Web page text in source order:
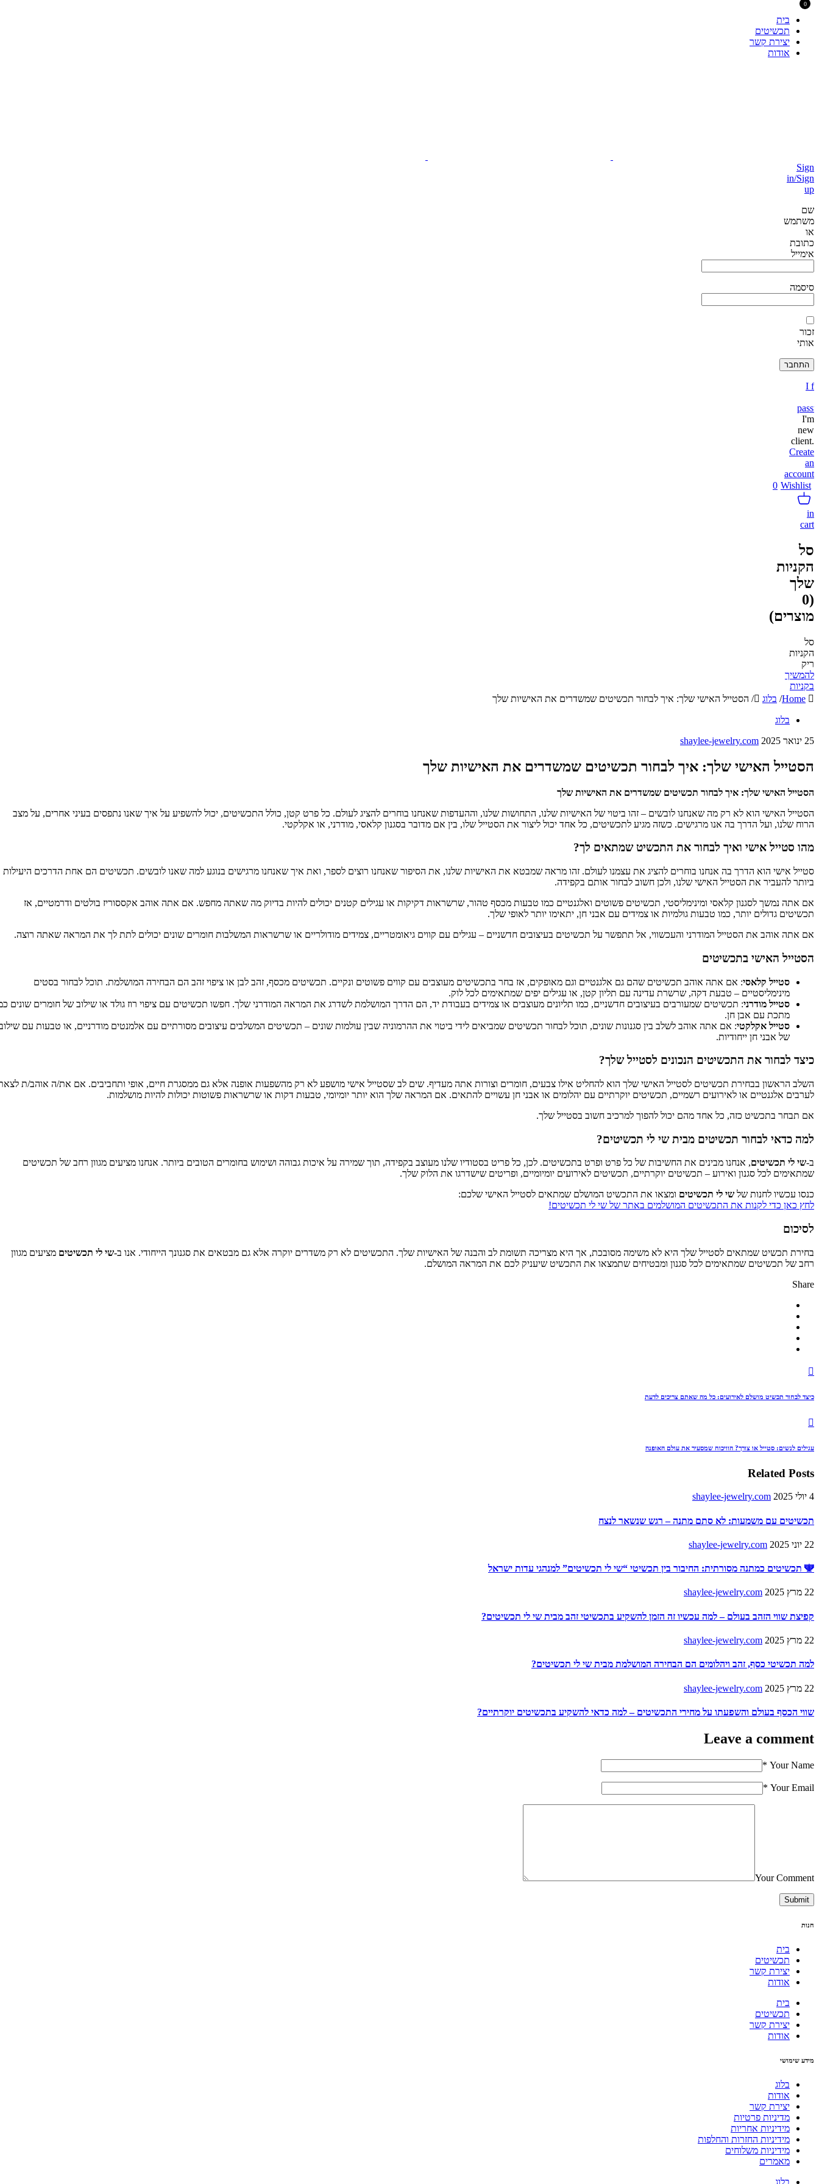
בית
תכשיטים
יצירת קשר
אודות
Sign
in/Sign
up
שם
משתמש
או
כתובת
אימייל
סיסמה
זכור
אותי
I
I'm
new
client.
Create
an
account
0 Wishlist
0
in
cart
סל
הקניות
שלך
(0
מוצרים)
סל
הקניות
ריק
להמשיך
בקניות
Home
/ בלוג / הסטייל האישי שלך: איך לבחור תכשיטים שמשדרים את האישיות שלך
בלוג
25 ינואר 2025
shaylee-jewelry.com
הסטייל האישי שלך: איך לבחור תכשיטים שמשדרים את האישיות שלך
הסטייל האישי שלך: איך לבחור תכשיטים שמשדרים את האישיות שלך
הסטייל האישי הוא לא רק מה שאנחנו לובשים – זהו ביטוי של האישיות שלנו, התחושות שלנו, וההעדפות שאנחנו בוחרים להציג לעולם. כל פרט קטן, כולל התכשיטים, יכול להשפיע על איך שאנו נתפסים בעיני אחרים, על מצב
הרוח שלנו, ועל הדרך בה אנו מרגישים. כשזה מגיע לתכשיטים, כל אחד יכול ליצור את הסטייל שלו, בין אם מדובר בסגנון קלאסי, מודרני, או אקלקטי.
מהו סטייל אישי ואיך לבחור את התכשיט שמתאים לך?
סטייל אישי הוא הדרך בה אנחנו בוחרים להציג את עצמנו לעולם. זהו מראה שמבטא את האישיות שלנו, את הסיפור שאנחנו רוצים לספר, ואת איך שאנחנו מרגישים בנוגע למה שאנו לובשים. תכשיטים הם אחת הדרכים היעילות
ביותר להעביר את הסטייל האישי שלנו, ולכן חשוב לבחור אותם בקפידה.
אם אתה נמשך לסגנון קלאסי ומינימליסטי, תכשיטים פשוטים ואלגנטיים כמו טבעות מכסף טהור, שרשראות דקיקות או עגילים קטנים יכולים להיות בדיוק מה שאתה מחפש. אם אתה אוהב אקססוריז בולטים ודרמטיים, אז
תכשיטים גדולים יותר, כמו טבעות גולמיות או צמידים עם אבני חן, יתאימו יותר לאופי שלך.
אם אתה אוהב את הסטייל המודרני והעכשווי, אל תתפשר על תכשיטים בעיצובים חדשניים – עגילים עם קווים גיאומטריים, צמידים מודולריים או שרשראות המשלבות חומרים שונים יכולים לתת לך את המראה שאתה רוצה.
הסטייל האישי בתכשיטים
סטייל קלאסי: אם אתה אוהב תכשיטים שהם גם אלגנטיים וגם מאופקים, אז בחר בתכשיטים מעוצבים עם קווים פשוטים ונקיים. תכשיטים מכסף, זהב לבן או ציפוי זהב הם הבחירה המושלמת. תוכל לבחור בסטים
מינימליסטיים – טבעת דקה, שרשרת עדינה עם תליון קטן, או עגילים יפים שמתאימים לכל לוק.
סטייל מודרני: תכשיטים שמעורבים בעיצובים חדשניים, כמו תליונים מעוצבים או צמידים בעבודת יד, הם הדרך המושלמת לשדרג את המראה המודרני שלך. חפשו תכשיטים עם ציפוי רוז גולד או שילוב של חומרים שונים
מתכת עם אבן חן.
סטייל אקלקטי: אם אתה אוהב לשלב בין סגנונות שונים, תוכל לבחור תכשיטים שמביאים לידי ביטוי את ההרמוניה שבין עולמות שונים – תכשיטים המשלבים עיצובים מסורתיים עם אלמנטים מודרניים, או טבעות עם
של אבני חן ייחודיות.
כיצד לבחור את התכשיטים הנכונים לסטייל שלך?
השלב הראשון בבחירת תכשיטים לסטייל האישי שלך הוא להחליט אילו צבעים, חומרים וצורות אתה מעדיף. שים לב שסטייל אישי מושפע לא רק מהשפעות אופנה אלא גם ממסגרת חיים, אופי ותחביבים. אם את/ה אוהב/ת
לערבים אלגנטיים או לאירועים רשמיים, תכשיטים יוקרתיים עם יהלומים או אבני חן עשויים להתאים. אם המראה שלך הוא יותר יומיומי, טבעות דקות או שרשראות פשוטות יכולות להיות מושלמות.
אם תבחר בתכשיט כזה, כל אחד מהם יכול להפוך למרכיב חשוב בסטייל שלך.
למה כדאי לבחור תכשיטים מבית שי לי תכשיטים?
ב-שי לי תכשיטים, אנחנו מבינים את החשיבות של כל פרט ופרט בתכשיטים. לכן, כל פריט בסטודיו שלנו מעוצב בקפידה, תוך שמירה על איכות גבוהה ושימוש בחומרים הטובים ביותר. אנחנו מציעים מגוון רחב של תכשיטים
שמתאימים לכל סגנון ואירוע – תכשיטים יוקרתיים, תכשיטים לאירועים יומיומיים, ופריטים שישדרגו את הלוק שלך.
כנסו עכשיו לחנות של שי לי תכשיטים ומצאו את התכשיט המושלם שמתאים לסטייל האישי שלכם:
לחץ כאן כדי לקנות את התכשיטים המושלמים באתר של שי לי תכשיטים!
לסיכום
בחירת תכשיט שמתאים לסטייל שלך היא לא משימה מסובכת, אך היא מצריכה תשומת לב והבנה של האישיות שלך. התכשיטים לא רק משדרים יוקרה אלא גם מבטאים את סגנונך הייחודי. אנו ב-שי לי תכשיטים מציעים מגוון
רחב של תכשיטים שמתאימים לכל סגנון ומבטיחים שתמצאו את התכשיט שיעניק לכם את המראה המושלם.
Share
כיצד לבחור תכשיט מושלם לאירועים: כל מה שאתם צריכים לדעת
עגילים לנשים: סטייל או צורך? הוויכוח שמסעיר את עולם האופנה
Related Posts
4 יולי 2025 shaylee-jewelry.com
תכשיטים עם משמעות: לא סתם מתנה – רגש שנשאר לנצח
22 יוני 2025 shaylee-jewelry.com
🕎 תכשיטים כמתנה מסורתית: החיבור בין תכשיטי “שי לי תכשיטים” למנהגי עדות ישראל
22 מרץ 2025 shaylee-jewelry.com
קפיצת שווי הזהב בעולם – למה עכשיו זה הזמן להשקיע בתכשיטי זהב מבית שי לי תכשיטים?
22 מרץ 2025 shaylee-jewelry.com
למה תכשיטי כסף, זהב ויהלומים הם הבחירה המושלמת מבית שי לי תכשיטים?
22 מרץ 2025 shaylee-jewelry.com
שווי הכסף בעולם והשפעתו על מחירי התכשיטים – למה כדאי להשקיע בתכשיטים יוקרתיים?
Leave a comment
Your Name
*
Your Email
*
Your Comment
Submit
חנות
בית
תכשיטים
יצירת קשר
אודות
בית
תכשיטים
יצירת קשר
אודות
מידע שימושי
בלוג
אודות
יצירת קשר
מדיניות פרטיות
מידיניות אחריות
מידיניות החזרות והחלפות
מידיניות משלוחים
מאמרים
בלוג